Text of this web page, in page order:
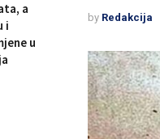
by Redakcija
a
i
u